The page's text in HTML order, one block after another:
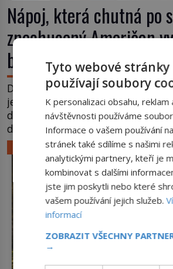
Nápoj, která chutná po
znechucený Američan
brčko
Dnes je brčko naprostou
ještě v 19. století lidé upíjejí
dutými stébly žita nebo žitné
dobře, mají ale jednu
chvíli se rozmáčejí a nápoji
příchuť. Právě tahle drobná
amerického výrobce cigaretových
nápadu, který změní způsob pití
LIFESTYLE
Tyto webové stránky
používají soubory
K personalizaci obsahu, reklam
návštěvnosti používáme
Informace o vašem používání
stránek také sdílíme s našimi
analytickými partnery, kteří je
kombinovat s dalšími
jste jim poskytli nebo které
vašem používání jejich služeb.
informací
ZOBRAZIT VŠECHNY
→